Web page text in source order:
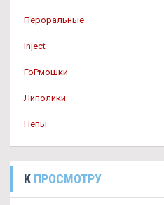
Пероральные
Inject
ГоРмошки
Липолики
Пепы
К ПРОСМОТРУ